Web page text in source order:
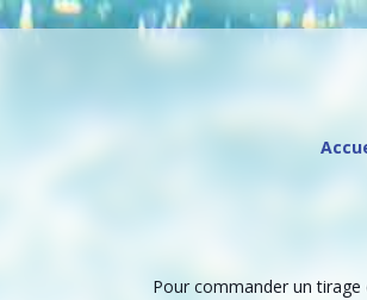
Pour commander un